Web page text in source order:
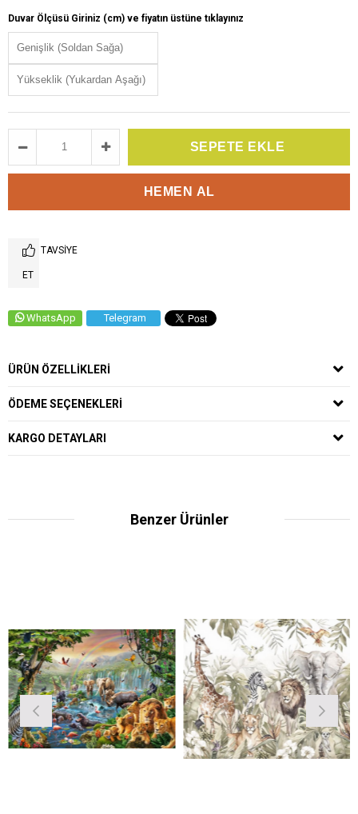
Duvar Ölçüsü Giriniz (cm) ve fiyatın üstüne tıklayınız
TAVSIYE
ET
WhatsApp Telegram
ÜRÜN ÖZELLIKLERI
ÖDEME SEÇENEKLERI
KARGO DETAYLARI
Benzer Ürünler